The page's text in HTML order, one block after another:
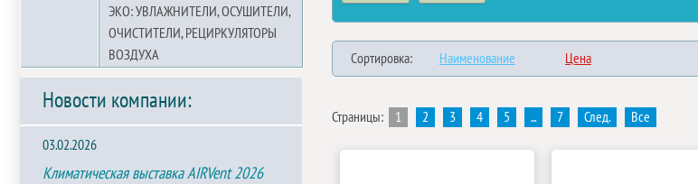
ЭКО: УВЛАЖНИТЕЛИ, ОСУШИТЕЛИ,
ОЧИСТИТЕЛИ, РЕЦИРКУЛЯТОРЫ
ВОЗДУХА
Новости компании:
03.02.2026
Климатическая выставка AIRVent 2026
Сортировка: Наименование Цена
Страницы: 1 2 3 4 5 ... 7 След. Все